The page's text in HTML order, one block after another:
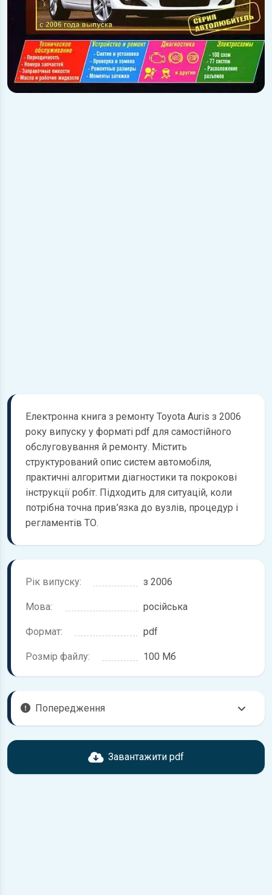
Електронна книга з ремонту Toyota Auris з 2006
року випуску у форматі pdf для самостійного
обслуговування й ремонту. Містить
структурований опис систем автомобіля,
практичні алгоритми діагностики та покрокові
інструкції робіт. Підходить для ситуацій, коли
потрібна точна прив’язка до вузлів, процедур і
регламентів ТО.
Рік випуску: з 2006
Мова: російська
Формат: pdf
Розмір файлу: 100 Мб
Попередження
Перед завантаженням ознайомтесь з характеристиками
Toyota Auris, що надані в книзі. Можливі розбіжності, якщо
Завантажити pdf